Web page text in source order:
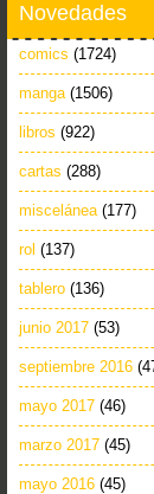
Novedades
comics (1724)
manga (1506)
libros (922)
cartas (288)
miscelánea (177)
rol (137)
tablero (136)
junio 2017 (53)
septiembre 2016
mayo 2017 (46)
marzo 2017 (45)
mayo 2016 (45)